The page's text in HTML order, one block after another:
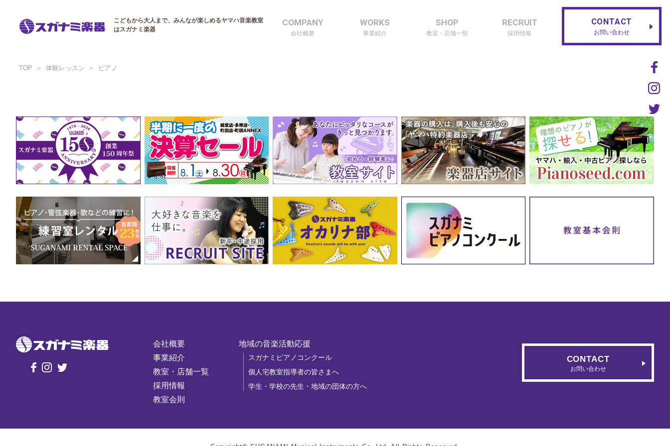
こどもから大人まで、みんなが楽しめるヤマハ音楽教室
はスガナミ楽器
COMPANY
会社概要
WORKS
事業紹介
SHOP
教室・店舗一覧
RECRUIT
採用情報
CONTACT
お問い合わせ
TOP 体験レッスン ピアノ
会社概要
事業紹介
教室・店舗一覧
採用情報
教室会則
地域の音楽活動応援
スガナミピアノコンクール
個人宅教室指導者の皆さまへ
学生・学校の先生・地域の団体の方へ
CONTACT
お問い合わせ